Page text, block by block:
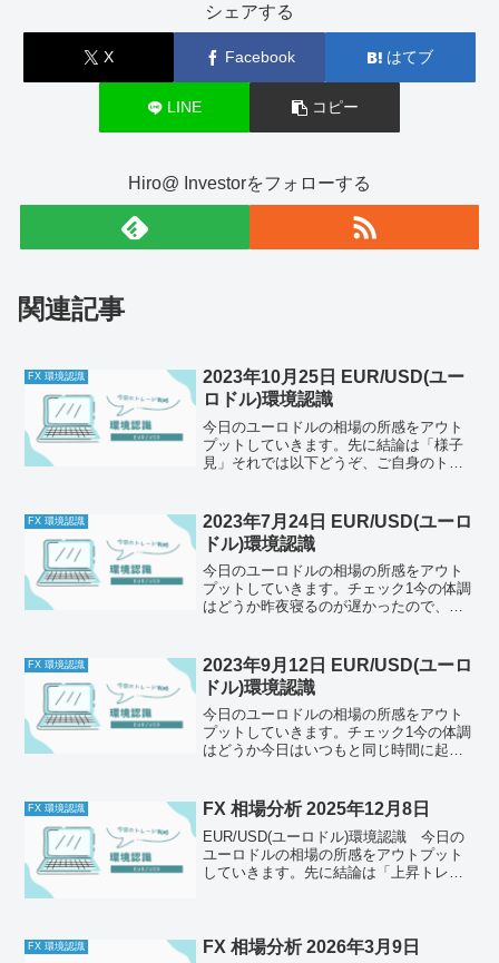
シェアする
X Facebook はてブ
LINE コピー
Hiro@ Investorをフォローする
関連記事
FX 環境認識
2023年10月25日 EUR/USD(ユー
ロドル)環境認識
今日のユーロドルの相場の所感をアウト
プットしていきます。先に結論は「様子
見」それでは以下どうぞ、ご自身のトレ
日は寝るのが遅くなったので少し寝不足
でしたが、昼寝後は眠気...
FX 環境認識
2023年7月24日 EUR/USD(ユーロ
ドル)環境認識
今日のユーロドルの相場の所感をアウト
プットしていきます。チェック1今の体調
はどうか昨夜寝るのが遅かったので、少
り寝れている。ただアプリで計測できな
いことがあったの...
FX 環境認識
2023年9月12日 EUR/USD(ユーロ
ドル)環境認識
今日のユーロドルの相場の所感をアウト
プットしていきます。チェック1今の体調
はどうか今日はいつもと同じ時間に起き
それ以外は特に問題なし。今はけっこう
頭冴えてきたので、今日も...
FX 環境認識 FX 相場分析 2025年12月8日
EUR/USD(ユーロドル)環境認識 今日の
ユーロドルの相場の所感をアウトプット
していきます。先に結論は「上昇トレン
調はどうか今日も...
FX 環境認識 FX 相場分析 2026年3月9日